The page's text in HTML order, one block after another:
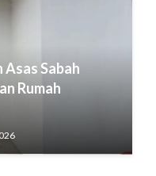
Asas Sabah
Rumah